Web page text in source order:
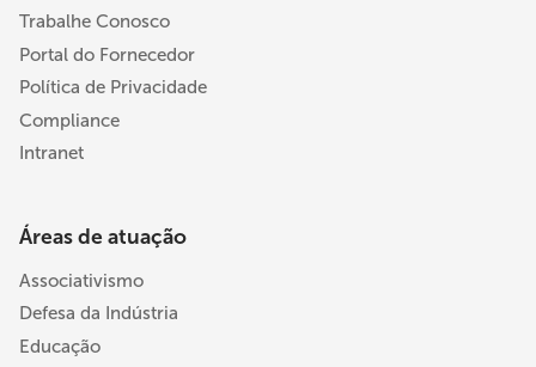
Trabalhe Conosco
Portal do Fornecedor
Política de Privacidade
Compliance
Intranet
Áreas de atuação
Associativismo
Defesa da Indústria
Educação